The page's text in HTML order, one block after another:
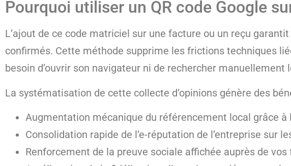
Pourquoi utiliser un QR code Google
L’ajout de ce code matriciel sur une facture ou un reçu
confirmés. Cette méthode supprime les frictions techniques
besoin d’ouvrir son navigateur ni de rechercher
La systématisation de cette collecte d’opinions génère des
Augmentation mécanique du référencement local grâce
Consolidation rapide de l’e-réputation de l’entreprise sur
Renforcement de la preuve sociale affichée auprès de